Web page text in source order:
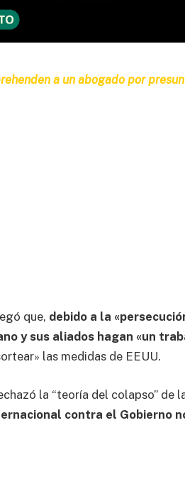
a un abogado por
que, debido a la
y sus aliados hagan «un
las medidas de EEUU.
la “teoría del colapso” de
contra el Gobierno